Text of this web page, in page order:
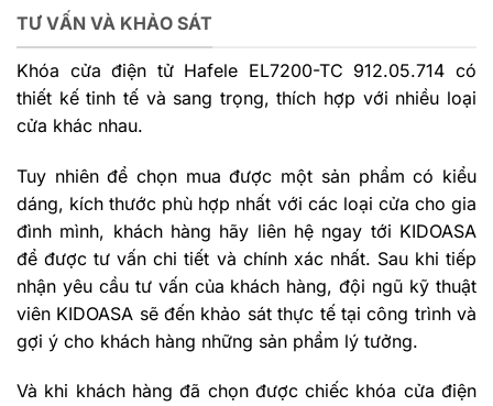
TƯ VẤN VÀ KHẢO SÁT
Khóa cửa điện tử Hafele EL7200-TC 912.05.714 có
thiết kế tinh tế và sang trọng, thích hợp với nhiều loại
cửa khác nhau.
Tuy nhiên để chọn mua được một sản phẩm có kiểu
dáng, kích thước phù hợp nhất với các loại cửa cho gia
đình mình, khách hàng hãy liên hệ ngay tới KIDOASA
để được tư vấn chi tiết và chính xác nhất. Sau khi tiếp
nhận yêu cầu tư vấn của khách hàng, đội ngũ kỹ thuật
viên KIDOASA sẽ đến khảo sát thực tế tại công trình và
gợi ý cho khách hàng những sản phẩm lý tưởng.
Và khi khách hàng đã chọn được chiếc khóa cửa điện